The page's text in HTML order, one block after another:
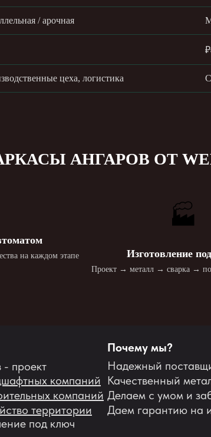
/ арочная
цеха, логистика
АНГАРОВ ОТ
на каждом этапе
🏭
Изготовление
Проект → металл → сварка →
- проект
компаний
компаний
территории
под ключ
Надежный
Качественный
Делаем с умом и
Даем гарантию на
Почему мы?